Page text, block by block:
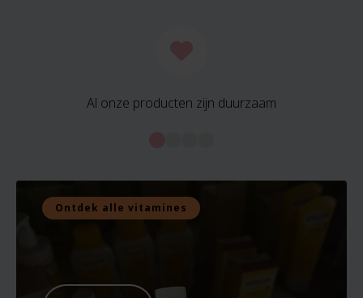
Al onze producten zijn duurzaam
Ontdek alle vitamines